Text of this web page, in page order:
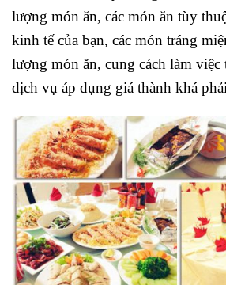
lượng món ăn, các món ăn tùy
kinh tế của bạn, các món tráng
lượng món ăn, cung cách làm
dịch vụ áp dụng giá thành khá